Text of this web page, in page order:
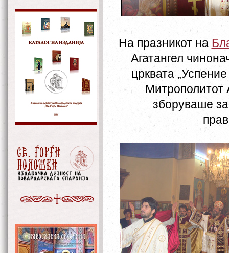
На празникот на
Агатангел
црквата
Митрополитот
зборуваше за